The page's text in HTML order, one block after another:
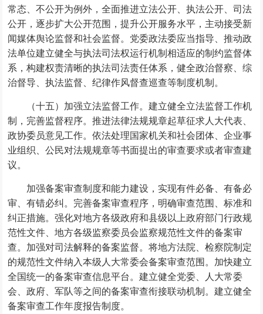
常态、不公开为例外，全面推进立法公开、执法公开、司法
公开，逐步扩大公开范围，提升公开服务水平，主动接受新
闻媒体舆论监督和社会监督。党委政法委应当指导、推动政
法单位建立健全与执法司法权运行机制相适应的制约监督体
系，构建权责清晰的执法司法责任体系，健全政治督察、综
治督导、执法监督、纪律作风督查巡查等制度机制。
（十五）加强立法监督工作。建立健全立法监督工作机
制，完善监督程序。推进法律法规规章起草征求人大代表、
政协委员意见工作。依法处理国家机关和社会团体、企业事
业组织、公民对法规规章等书面提出的审查要求或者审查建
议。
加强备案审查制度和能力建设，实现有件必备、有备必
审、有错必纠。完善备案审查程序，明确审查范围、标准和
纠正措施。强化对地方各级政府和县级以上政府部门行政规
范性文件、地方各级监察委员会监察规范性文件的备案审
查。加强对司法解释的备案监督。将地方法院、检察院制定
的规范性文件纳入本级人大常委会备案审查范围。加快建立
全国统一的备案审查信息平台。建立健全党委、人大常委
会、政府、军队等之间的备案审查衔接联动机制。建立健全
备案审查工作年度报告制度。